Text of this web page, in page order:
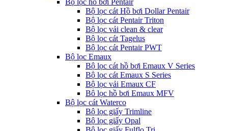
Bộ lọc hồ bơi Pentair
Bộ lọc cát Hồ bơi Dollar Pentair
Bộ lọc cát Pentair Triton
Bộ lọc vải clean & clear
Bộ lọc cát Tagelus
Bộ lọc cát Pentair PWT
Bộ lọc Emaux
Bộ lọc cát hồ bơi Emaux V Series
Bộ lọc cát Emaux S Series
Bộ lọc vải Emaux CF
Bô lọc hồ bơi Emaux MFV
Bộ lọc cát Waterco
Bộ lọc giấy Trimline
Bộ lọc giấy Opal